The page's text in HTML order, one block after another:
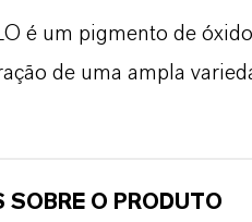
é um pigmento de
de uma ampla
SOBRE O PRODUTO